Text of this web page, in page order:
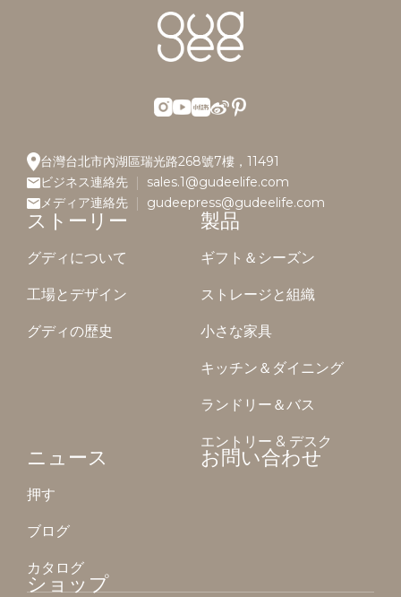
台灣台北市內湖區瑞光路268號7樓，11491
ビジネス連絡先
sales.1@gudeelife.com
メディア連絡先
gudeepress@gudeelife.com
ストーリー
グディについて
工場とデザイン
グディの歴史
製品
ギフト＆シーズン
ストレージと組織
小さな家具
キッチン＆ダイニング
ランドリー＆バス
エントリー & デスク
ニュース
押す
ブログ
カタログ
お問い合わせ
ショップ